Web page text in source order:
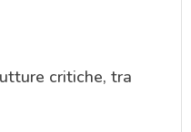
critiche, tra